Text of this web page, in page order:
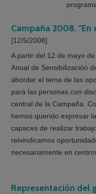
Campaña 2008. "En
[12/5/2008]
A partir del 12 de mayo
Anual de Sensibilización
abordar el tema de las
para las personas con
central de la Campaña.
hemos querido expresar
capaces de realizar
reivindicamos
necesariamente en
Representación del